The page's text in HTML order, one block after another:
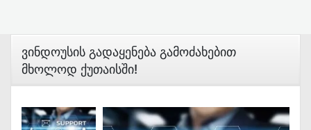
Ვინდოუსის Გადაყენება Გამოძახებით
Მხოლოდ Ქუთაისში!